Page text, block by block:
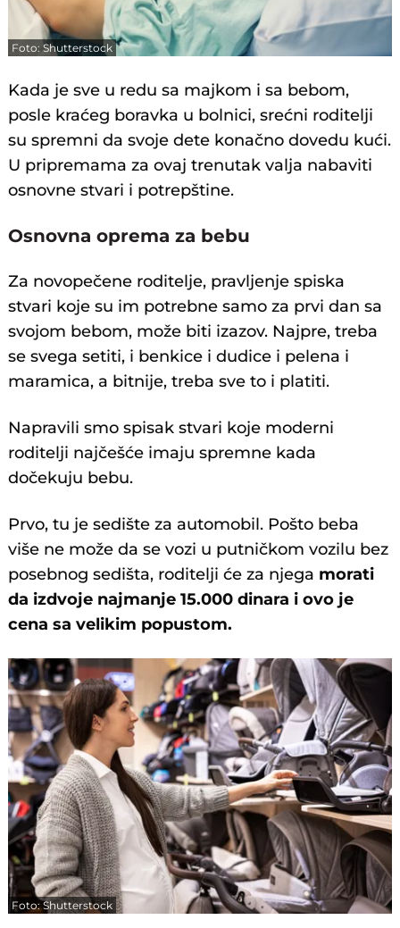
Foto: Shutterstock
Kada je sve u redu sa majkom i sa bebom,
posle kraćeg boravka u bolnici, srećni roditelji
su spremni da svoje dete konačno dovedu kući.
U pripremama za ovaj trenutak valja nabaviti
osnovne stvari i potrepštine.
Osnovna oprema za bebu
Za novopečene roditelje, pravljenje spiska
stvari koje su im potrebne samo za prvi dan sa
svojom bebom, može biti izazov. Najpre, treba
se svega setiti, i benkice i dudice i pelena i
maramica, a bitnije, treba sve to i platiti.
Napravili smo spisak stvari koje moderni
roditelji najčešće imaju spremne kada
dočekuju bebu.
Prvo, tu je sedište za automobil. Pošto beba
više ne može da se vozi u putničkom vozilu bez
posebnog sedišta, roditelji će za njega morati
da izdvoje najmanje 15.000 dinara i ovo je
cena sa velikim popustom.
Foto: Shutterstock